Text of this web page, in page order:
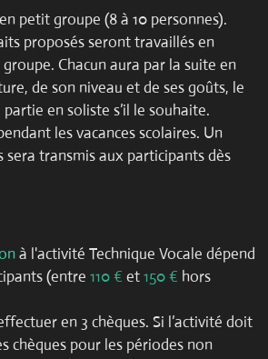
en petit groupe (8 à 10 personnes).
proposés seront travaillés en
Chacun aura par la suite en
de son niveau et de ses goûts, le
en soliste s’il le souhaite.
les vacances scolaires. Un
sera transmis aux participants dès
à l'activité Technique Vocale dépend
(entre 110 € et150 € hors
en 3 chèques. Si l’activité doit
chèques pour les périodes non